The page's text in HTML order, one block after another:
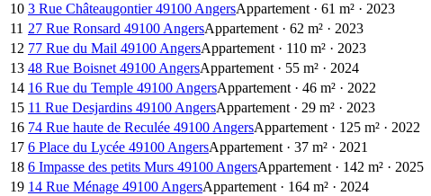
10 3 Rue Châteaugontier 49100 AngersAppartement · 61 m² · 2023
11 27 Rue Ronsard 49100 AngersAppartement · 62 m² · 2023
12 77 Rue du Mail 49100 AngersAppartement · 110 m² · 2023
13 48 Rue Boisnet 49100 AngersAppartement · 55 m² · 2024
14 16 Rue du Temple 49100 AngersAppartement · 46 m² · 2022
15 11 Rue Desjardins 49100 AngersAppartement · 29 m² · 2023
16 74 Rue haute de Reculée 49100 AngersAppartement · 125 m² · 2022
17 6 Place du Lycée 49100 AngersAppartement · 37 m² · 2021
18 6 Impasse des petits Murs 49100 AngersAppartement · 142 m² · 2025
19 14 Rue Ménage 49100 AngersAppartement · 164 m² · 2024